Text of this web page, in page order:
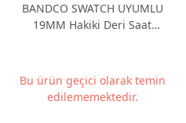
BANDCO SWATCH UYUMLU
19MM Hakiki Deri Saat
Bu ürün geçici olarak temin
edilememektedir.